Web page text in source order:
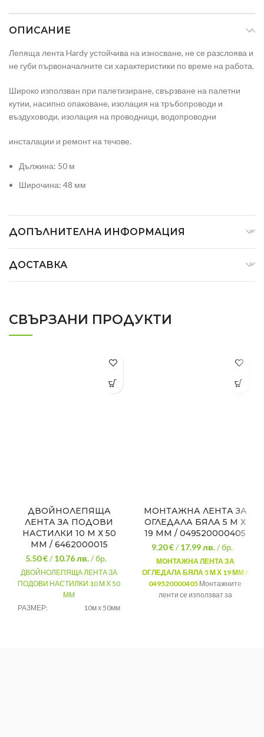
ОПИСАНИЕ
Лепяща лента Hardy устойчива на износване, не се разслоява и
не губи първоначалните си характеристики по време на работа.
Широко използван при палетизиране, свързване на палетни
кутии, насипно опаковане, изолация на тръбопроводи и
въздуховоди, изолация на проводници, водопроводни
инсталации и ремонт на течове.
Дължина: 50 м
Широчина: 48 мм
ДОПЪЛНИТЕЛНА ИНФОРМАЦИЯ
ДОСТАВКА
СВЪРЗАНИ ПРОДУКТИ
ДВОЙНОЛЕПЯЩА
ЛЕНТА ЗА ПОДОВИ
НАСТИЛКИ 10 М Х 50
ММ / 6462000015
5.50 €/10.76лв./ бр.
ДВОЙНОЛЕПЯЩА ЛЕНТА ЗА
ПОДОВИ НАСТИЛКИ 10 М Х 50
ММ
РАЗМЕР:
10м х 50мм
МОНТАЖНА ЛЕНТА ЗА
ОГЛЕДАЛА БЯЛА 5 М Х
19 ММ / 049520000405
9.20 €/17.99лв./ бр.
МОНТАЖНА ЛЕНТА ЗА
ОГЛЕДАЛА БЯЛА 5 М Х 19 ММ /
049520000405 Монтажните
ленти се използват за